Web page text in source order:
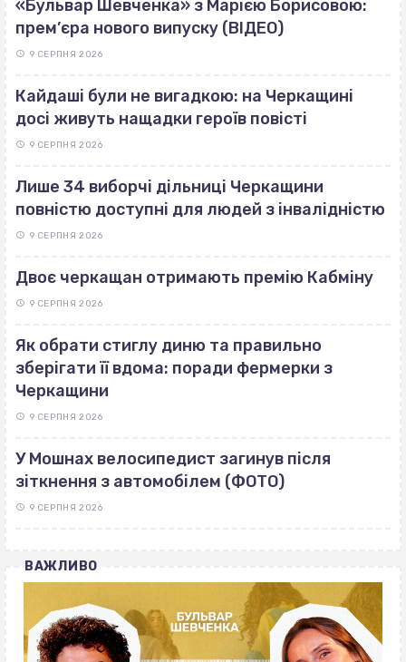
«Бульвар Шевченка» з Марією Борисовою:
прем’єра нового випуску (ВІДЕО)
9 СЕРПНЯ 2026
Кайдаші були не вигадкою: на Черкащині
досі живуть нащадки героїв повісті
9 СЕРПНЯ 2026
Лише 34 виборчі дільниці Черкащини
повністю доступні для людей з інвалідністю
9 СЕРПНЯ 2026
Двоє черкащан отримають премію Кабміну
9 СЕРПНЯ 2026
Як обрати стиглу диню та правильно
зберігати її вдома: поради фермерки з
Черкащини
9 СЕРПНЯ 2026
У Мошнах велосипедист загинув після
зіткнення з автомобілем (ФОТО)
9 СЕРПНЯ 2026
ВАЖЛИВО